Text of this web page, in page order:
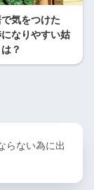
気をつけた
なりやすい姑
？
らない為に出